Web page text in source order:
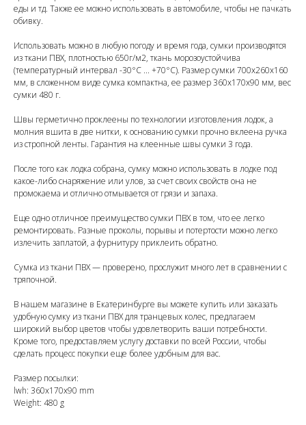
еды и тд. Также ее можно использовать в автомобиле, чтобы не пачкать
обивку.
Использовать можно в любую погоду и время года, сумки производятся
из ткани ПВХ, плотностью 650г/м2, ткань морозоустойчива
(температурный интервал -30°С ... +70°С). Размер сумки 700х260х160
мм, в сложенном виде сумка компактна, ее размер 360х170х90 мм, вес
сумки 480 г.
Швы герметично проклеены по технологии изготовления лодок, а
молния вшита в две нитки, к основанию сумки прочно вклеена ручка
из стропной ленты. Гарантия на клеенные швы сумки 3 года.
После того как лодка собрана, сумку можно использовать в лодке под
какое-либо снаряжение или улов, за счет своих свойств она не
промокаема и отлично отмывается от грязи и запаха.
Еще одно отличное преимущество сумки ПВХ в том, что ее легко
ремонтировать. Разные проколы, порывы и потертости можно легко
излечить заплатой, а фурнитуру приклеить обратно.
Сумка из ткани ПВХ — проверено, прослужит много лет в сравнении с
тряпочной.
В нашем магазине в Екатеринбурге вы можете купить или заказать
удобную сумку из ткани ПВХ для транцевых колес, предлагаем
широкий выбор цветов чтобы удовлетворить ваши потребности.
Кроме того, предоставляем услугу доставки по всей России, чтобы
сделать процесс покупки еще более удобным для вас.
Размер посылки:
lwh: 360x170x90 mm
Weight: 480 g